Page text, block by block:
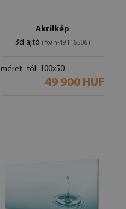
Akrilkép
3d ajtó (#oah-49116506)
méret -tól: 100x50
49 900 HUF